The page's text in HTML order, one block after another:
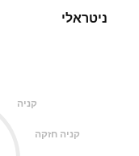
ניטראלי
קניה
קניה חזקה